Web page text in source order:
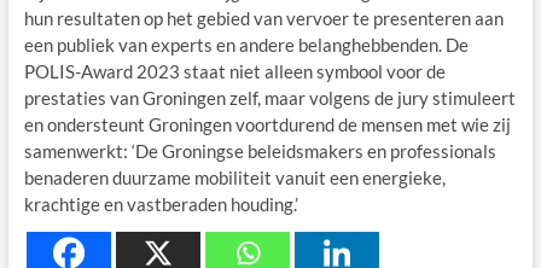
hun resultaten op het gebied van vervoer te presenteren aan
een publiek van experts en andere belanghebbenden. De
POLIS-Award 2023 staat niet alleen symbool voor de
prestaties van Groningen zelf, maar volgens de jury stimuleert
en ondersteunt Groningen voortdurend de mensen met wie zij
samenwerkt: ‘De Groningse beleidsmakers en professionals
benaderen duurzame mobiliteit vanuit een energieke,
krachtige en vastberaden houding.’